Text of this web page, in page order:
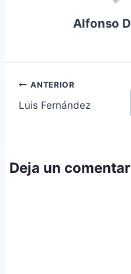
Alfonso
Navegación
de
ANTERIOR
Luis Fernández
Deja un